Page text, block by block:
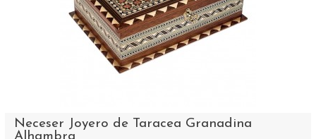
Neceser Joyero de Taracea Granadina